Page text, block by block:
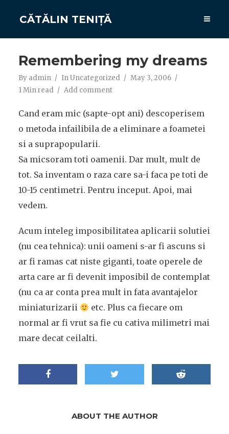
CĂTĂLIN TENIȚĂ
Remembering my dreams
By admin InUncategorized
May 3, 2006
1 Min read
Add comment
Cand eram mic (sapte-opt ani) descoperisem
o metoda infailibila de a eliminare a foametei
si a suprapopularii.
Sa micsoram toti oamenii. Dar mult, mult de
tot. Sa inventam o raza care sa-i faca pe toti de
10-15 centimetri. Pentru inceput. Apoi, mai
vedem.
Acum inteleg imposibilitatea aplicarii solutiei
(nu cea tehnica): unii oameni s-ar fi ascuns si
ar fi ramas cat niste giganti, toate operele de
arta care ar fi devenit imposibil de contemplat
(nu ca ar conta prea mult in fata avantajelor
miniaturizarii
etc. Plus ca fiecare om
normal ar fi vrut sa fie cu cativa milimetri mai
mare decat ceilalti.
ABOUT THE AUTHOR